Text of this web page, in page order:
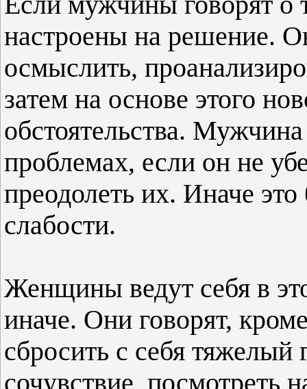
настроены на решение.
осмыслить,
затем на основе этого
обстоятельства.
проблемах, если он не
преодолеть их. Иначе
слабости.
Женщины ведут себя в
иначе. Они говорят,
сбросить с себя тяжелый